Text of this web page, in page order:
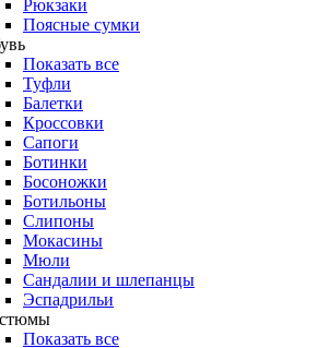
Рюкзаки
Поясные сумки
Показать все
Туфли
Балетки
Кроссовки
Сапоги
Ботинки
Босоножки
Ботильоны
Слипоны
Мокасины
Мюли
Сандалии и шлепанцы
Эспадрильи
Показать все